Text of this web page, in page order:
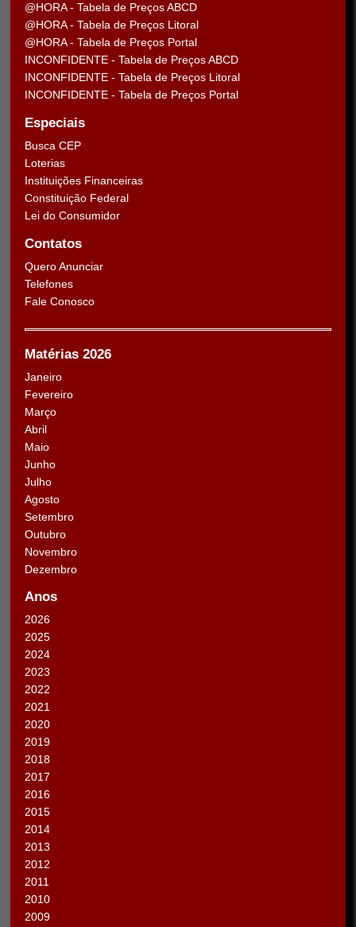
@HORA - Tabela de Preços ABCD
@HORA - Tabela de Preços Litoral
@HORA - Tabela de Preços Portal
INCONFIDENTE - Tabela de Preços ABCD
INCONFIDENTE - Tabela de Preços Litoral
INCONFIDENTE - Tabela de Preços Portal
Especiais
Busca CEP
Loterias
Instituições Financeiras
Constituição Federal
Lei do Consumidor
Contatos
Quero Anunciar
Telefones
Fale Conosco
Matérias 2026
Janeiro
Fevereiro
Março
Abril
Maio
Junho
Julho
Agosto
Setembro
Outubro
Novembro
Dezembro
Anos
2026
2025
2024
2023
2022
2021
2020
2019
2018
2017
2016
2015
2014
2013
2012
2011
2010
2009